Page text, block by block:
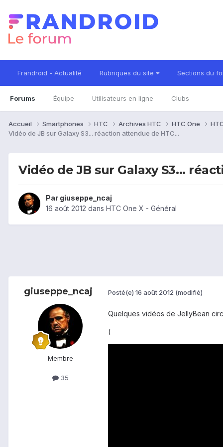
Frandroid - Actualité Rubriques du site Sections du
Forums Équipe Utilisateurs en ligne Clubs
Accueil Smartphones HTC Archives HTC HTC One
Vidéo de JB sur Galaxy S3... réaction attendue de HTC...
Vidéo de JB sur Galaxy S3...
Par giuseppe_ncaj
16 août 2012 dans HTC One X - Général
giuseppe_ncaj
Membre
35
Posté(e) 16 août 2012 (modifié)
Quelques vidéos de JellyBean
(